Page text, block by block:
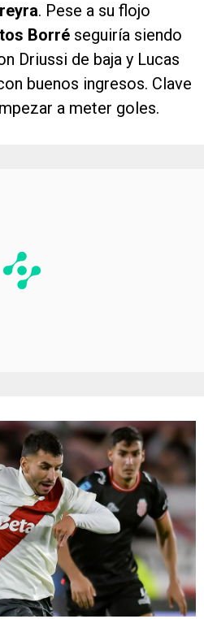
. Pese a su flojo
Borré seguiría siendo
Driussi de baja y Lucas
buenos ingresos. Clave
a meter goles.